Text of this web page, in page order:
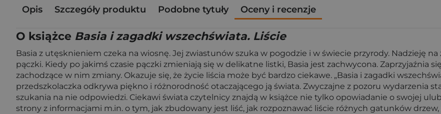
Opis Szczegóły produktu Podobne tytuły Oceny i recenzje
O książce Basia i zagadki wszechświata. Liście
Basia z utęsknieniem czeka na wiosnę. Jej zwiastunów szuka w pogodzie i w świecie przyrody. Nadzieję
pączki. Kiedy po jakimś czasie pączki zmieniają się w delikatne listki, Basia jest zachwycona. Zaprzyjaźnia
zachodzące w nim zmiany. Okazuje się, że życie liścia może być bardzo ciekawe. „Basia i zagadki
przedszkolaczka odkrywa piękno i różnorodność otaczającego ją świata. Zwyczajne z pozoru wydarzenia
szukania na nie odpowiedzi. Ciekawi świata czytelnicy znajdą w książce nie tylko opowiadanie o swojej
strony z informacjami m.in. o tym, jak zbudowany jest liść, jak rozpoznawać liście różnych gatunków